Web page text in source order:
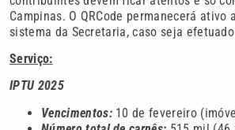
Campinas. O QRCode permanecerá
sistema da Secretaria, caso seja
Serviço:
IPTU 2025
Vencimentos: 10 de fevereiro